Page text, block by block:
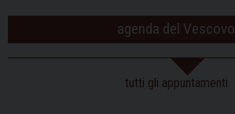
agenda del Vescovo
tutti gli appuntamenti